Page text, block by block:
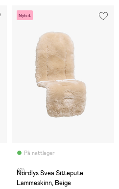
Nyhet
På nettlager
(0)
Nordlys Svea Sittepute
Lammeskinn, Beige